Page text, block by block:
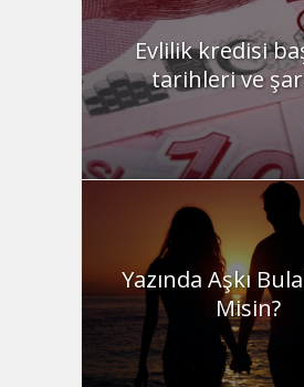
Evlilik kredisi
tarihleri ve
Yazında Aşkı
Misin?